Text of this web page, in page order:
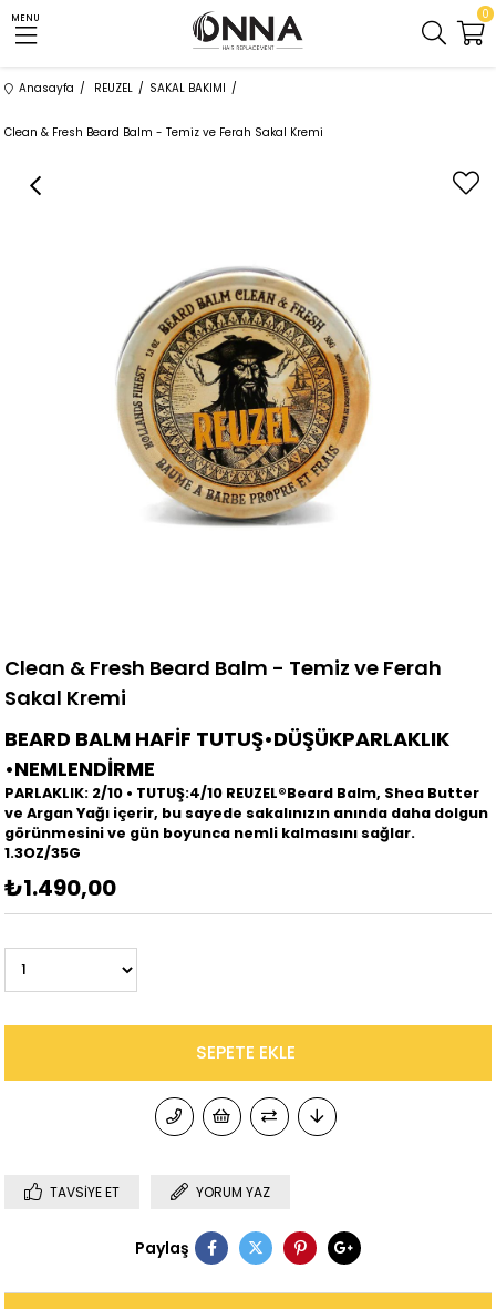
MENU 0
Anasayfa REUZEL SAKAL BAKIMI
Clean & Fresh Beard Balm - Temiz ve Ferah Sakal Kremi
Clean & Fresh Beard Balm - Temiz ve Ferah
Sakal Kremi
BEARD BALM HAFİF TUTUŞ•DÜŞÜKPARLAKLIK
•NEMLENDİRME
PARLAKLIK: 2/10 • TUTUŞ:4/10 REUZEL®Beard Balm, Shea Butter
ve Argan Yağı içerir, bu sayede sakalınızın anında daha dolgun
görünmesini ve gün boyunca nemli kalmasını sağlar.
1.3OZ/35G
₺1.490,00
TAVSIYE ET YORUM YAZ
Paylaş